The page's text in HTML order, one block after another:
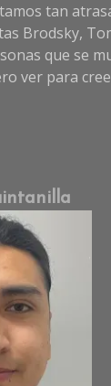
tan
Brodsky,
que se
ver para